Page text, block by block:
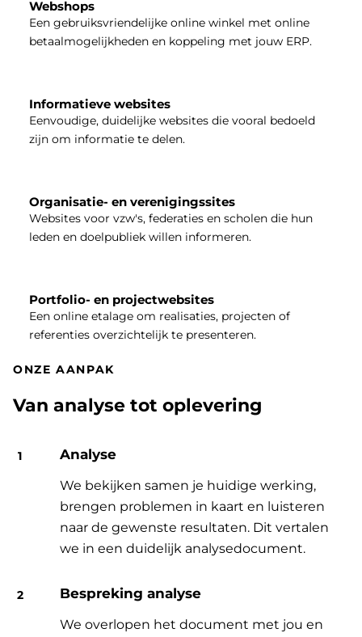
Webshops
Een gebruiksvriendelijke online winkel met online
betaalmogelijkheden en koppeling met jouw ERP.
Informatieve websites
Eenvoudige, duidelijke websites die vooral bedoeld
zijn om informatie te delen.
Organisatie- en verenigingssites
Websites voor vzw's, federaties en scholen die hun
leden en doelpubliek willen informeren.
Portfolio- en projectwebsites
Een online etalage om realisaties, projecten of
referenties overzichtelijk te presenteren.
ONZE AANPAK
Van analyse tot oplevering
Analyse
We bekijken samen je huidige werking,
brengen problemen in kaart en luisteren
naar de gewenste resultaten. Dit vertalen
we in een duidelijk analysedocument.
Bespreking analyse
We overlopen het document met jou en